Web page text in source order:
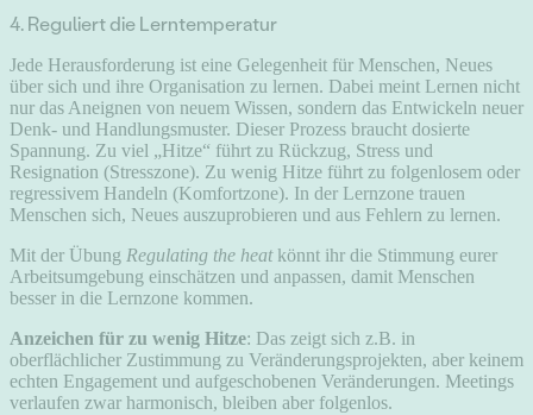
4. Reguliert die Lerntemperatur
Jede Herausforderung ist eine Gelegenheit für Menschen, Neues
über sich und ihre Organisation zu lernen. Dabei meint Lernen nicht
nur das Aneignen von neuem Wissen, sondern das Entwickeln neuer
Denk- und Handlungsmuster. Dieser Prozess braucht dosierte
Spannung. Zu viel „Hitze“ führt zu Rückzug, Stress und
Resignation (Stresszone). Zu wenig Hitze führt zu folgenlosem oder
regressivem Handeln (Komfortzone). In der Lernzone trauen
Menschen sich, Neues auszuprobieren und aus Fehlern zu lernen.
Mit der Übung Regulating the heatkönnt ihr die Stimmung eurer
Arbeitsumgebung einschätzen und anpassen, damit Menschen
besser in die Lernzone kommen.
Anzeichen für zu wenig Hitze: Das zeigt sich z.B. in
oberflächlicher Zustimmung zu Veränderungsprojekten, aber keinem
echten Engagement und aufgeschobenen Veränderungen. Meetings
verlaufen zwar harmonisch, bleiben aber folgenlos.